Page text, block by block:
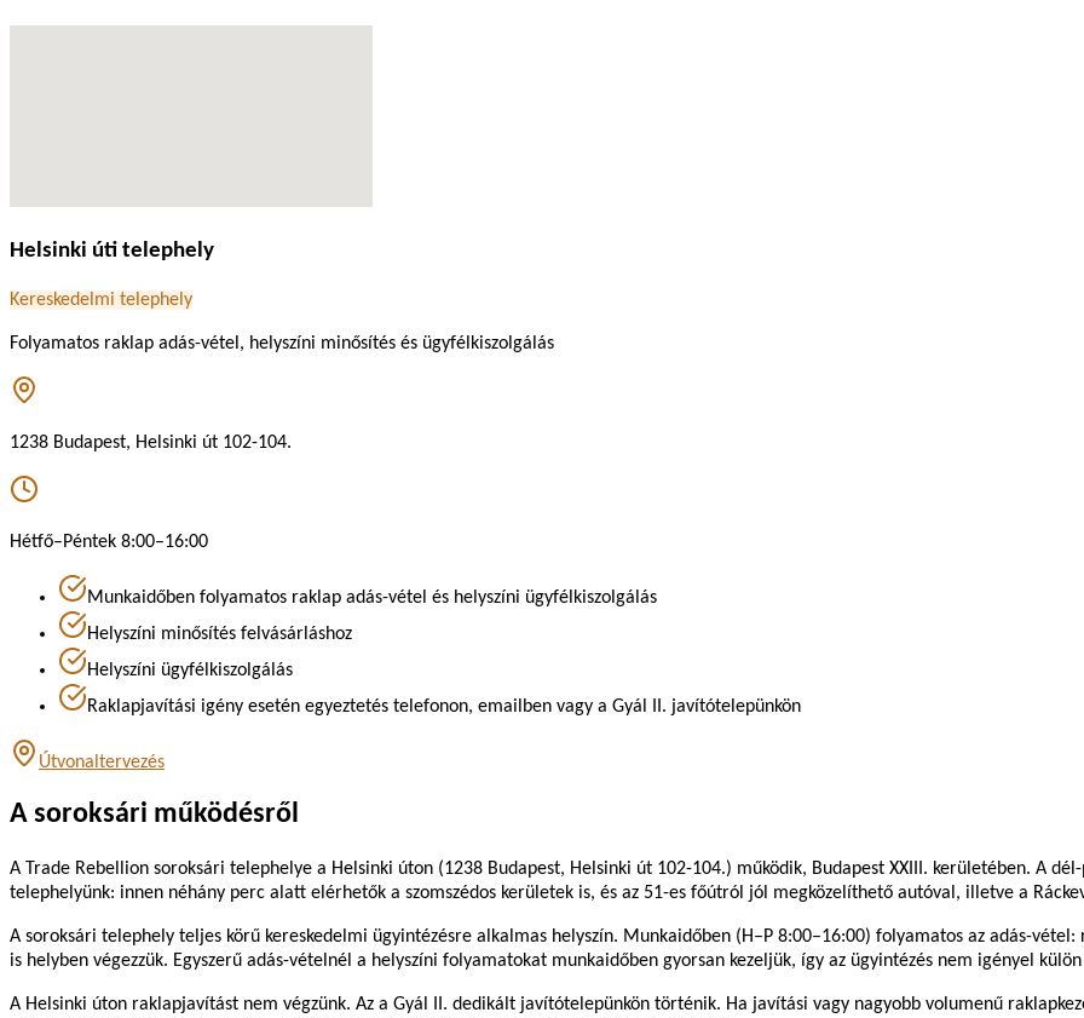
Helsinki úti telephely
Kereskedelmi telephely
Folyamatos raklap adás-vétel, helyszíni minősítés és ügyfélkiszolgálás
1238 Budapest, Helsinki út 102-104.
Hétfő–Péntek 8:00–16:00
Munkaidőben folyamatos raklap adás-vétel és helyszíni ügyfélkiszolgálás
Helyszíni minősítés felvásárláshoz
Helyszíni ügyfélkiszolgálás
Raklapjavítási igény esetén egyeztetés telefonon, emailben vagy a Gyál II. javítótelepünkön
Útvonaltervezés
A soroksári működésről
A Trade Rebellion soroksári telephelye a Helsinki úton (1238 Budapest, Helsinki út 102-104.) működik, Budapest XXIII. kerületében. A
telephelyünk: innen néhány perc alatt elérhetők a szomszédos kerületek is, és az 51-es főútról jól megközelíthető autóval, illetve a
A soroksári telephely teljes körű kereskedelmi ügyintézésre alkalmas helyszín. Munkaidőben (H–P 8:00–16:00) folyamatos az adás-
is helyben végezzük. Egyszerű adás-vételnél a helyszíni folyamatokat munkaidőben gyorsan kezeljük, így az ügyintézés nem igényel
A Helsinki úton raklapjavítást nem végzünk. Az a Gyál II. dedikált javítótelepünkön történik. Ha javítási vagy nagyobb volumenű